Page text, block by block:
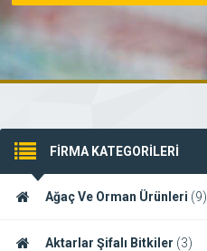
FİRMA KATEGORİLERİ
Ağaç Ve Orman Ürünleri (9)
Aktarlar Şifalı Bitkiler (3)